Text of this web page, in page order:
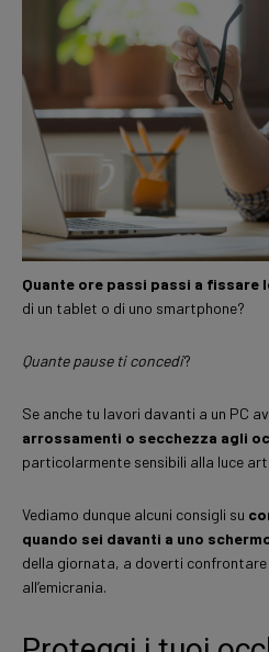
Quante ore passi passi a fissare
di un tablet o di uno smartphone?
Quante pause ti concedi?
Se anche tu lavori davanti a un PC
arrossamenti o secchezza agli
particolarmente sensibili alla luce
Vediamo dunque alcuni consigli su
quando sei davanti a uno
della giornata, a doverti
all’emicrania.